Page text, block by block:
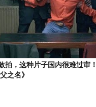
拍，这种片子国内很难过审
之名》